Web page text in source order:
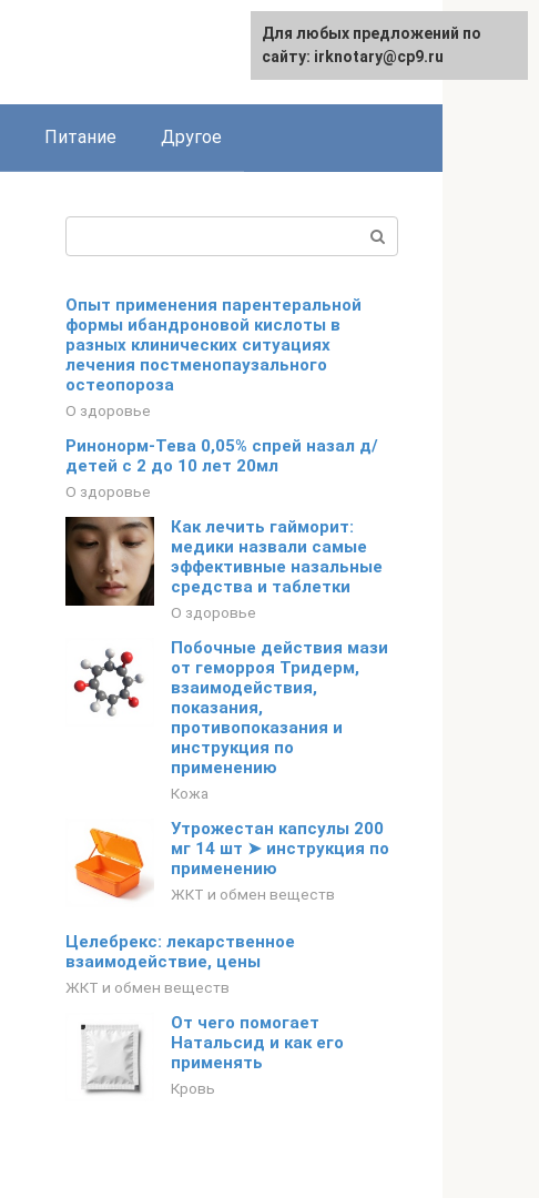
Питание Другое
Опыт применения парентеральной
формы ибандроновой кислоты в
разных клинических ситуациях
лечения постменопаузального
остеопороза
О здоровье
Ринонорм-Тева 0,05% спрей назал д/
детей с 2 до 10 лет 20мл
О здоровье
Как лечить гайморит:
медики назвали самые
эффективные назальные
средства и таблетки
О здоровье
Побочные действия мази
от геморроя Тридерм,
взаимодействия,
показания,
противопоказания и
инструкция по
применению
Кожа
Утрожестан капсулы 200
мг 14 шт ➤ инструкция по
применению
ЖКТ и обмен веществ
Целебрекс: лекарственное
взаимодействие, цены
ЖКТ и обмен веществ
От чего помогает
Натальсид и как его
применять
Кровь
Для любых предложений по
сайту: irknotary@cp9.ru